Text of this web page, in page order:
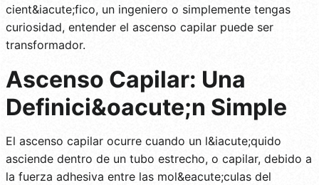
cient&iacute;fico, un ingeniero o simplemente tengas
curiosidad, entender el ascenso capilar puede ser
transformador.
Ascenso Capilar: Una
Definici&oacute;n Simple
El ascenso capilar ocurre cuando un l&iacute;quido
asciende dentro de un tubo estrecho, o capilar, debido a
la fuerza adhesiva entre las mol&eacute;culas del